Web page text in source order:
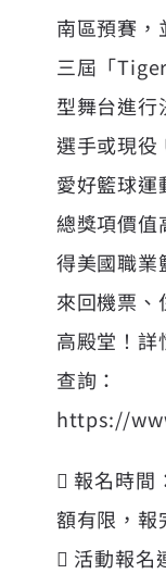
南區預賽
三屆「
型舞台進行
選手或現役
愛好籃球運
總獎項價值
得美國職業
來回機票、
高殿堂！
查詢：
https://
 報名時間
額有限，報
 活動報名